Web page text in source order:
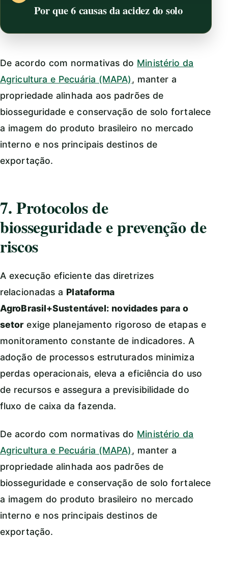
Por que 6 causas da acidez do solo
De acordo com normativas do Ministério da
Agricultura e Pecuária (MAPA), manter a
propriedade alinhada aos padrões de
biosseguridade e conservação de solo fortalece
a imagem do produto brasileiro no mercado
interno e nos principais destinos de
exportação.
7. Protocolos de
biosseguridade e prevenção de
riscos
A execução eficiente das diretrizes
relacionadas a Plataforma
AgroBrasil+Sustentável: novidades para o
setorexige planejamento rigoroso de etapas e
monitoramento constante de indicadores. A
adoção de processos estruturados minimiza
perdas operacionais, eleva a eficiência do uso
de recursos e assegura a previsibilidade do
fluxo de caixa da fazenda.
De acordo com normativas do Ministério da
Agricultura e Pecuária (MAPA), manter a
propriedade alinhada aos padrões de
biosseguridade e conservação de solo fortalece
a imagem do produto brasileiro no mercado
interno e nos principais destinos de
exportação.